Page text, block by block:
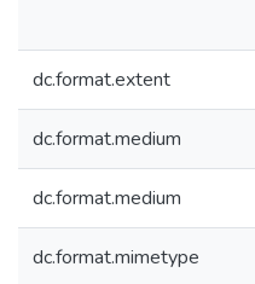
dc.format.extent
dc.format.medium
dc.format.medium
dc.format.mimetype